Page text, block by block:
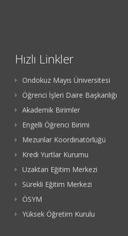
Hızlı Linkler
Ondokuz Mayıs Üniversitesi
Öğrenci İşleri Daire Başkanlığı
Akademik Birimler
Engelli Öğrenci Birimi
Mezunlar Koordinatörlüğü
Kredi Yurtlar Kurumu
Uzaktan Eğitim Merkezi
Sürekli Eğitim Merkezi
ÖSYM
Yüksek Öğretim Kurulu